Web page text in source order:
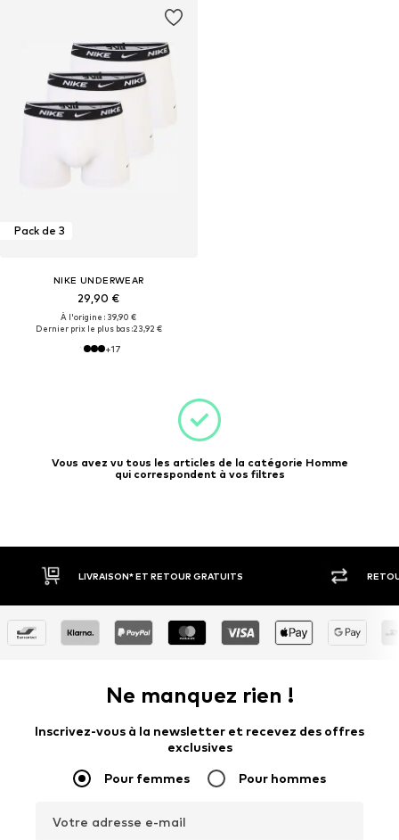
Pack de 3
NIKE UNDERWEAR
29,90 €
À l'origine : 39,90 €
Dernier prix le plus bas :23,92 €
+17
Vous avez vu tous les articles de la catégorie Homme
qui correspondent à vos filtres
RETOUR SOUS 30 JOURS
Ne manquez rien !
Inscrivez-vous à la newsletter et recevez des offres
exclusives
Pour femmes Pour hommes
Votre adresse e-mail